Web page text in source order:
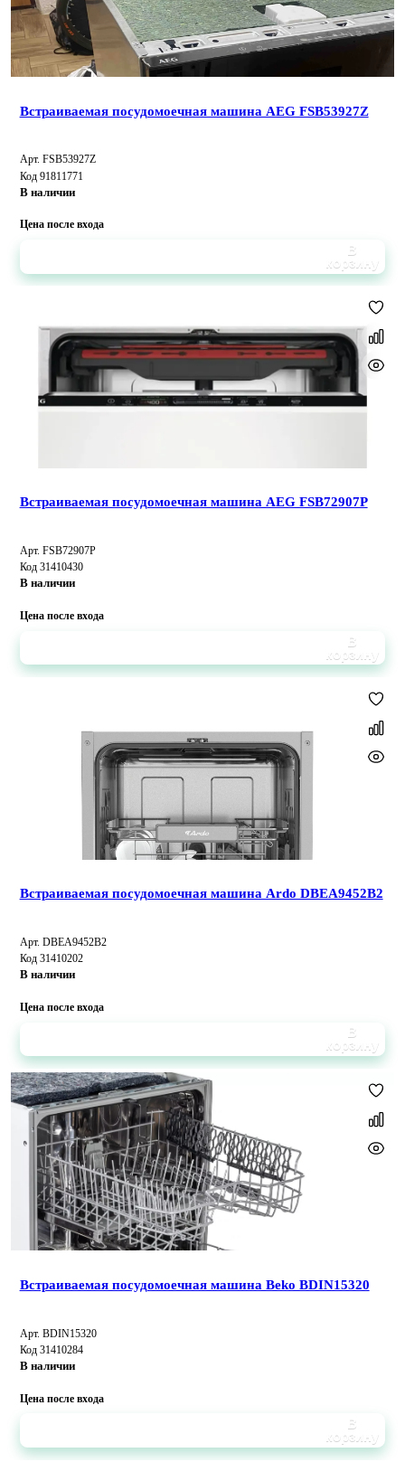
Встраиваемая посудомоечная машина AEG FSB53927Z
Арт. FSB53927Z
Код 91811771
В наличии
Цена после входа
В
корзину
Встраиваемая посудомоечная машина AEG FSB72907P
Арт. FSB72907P
Код 31410430
В наличии
Цена после входа
В
корзину
Встраиваемая посудомоечная машина Ardo DBEA9452B2
Арт. DBEA9452B2
Код 31410202
В наличии
Цена после входа
В
корзину
Встраиваемая посудомоечная машина Beko BDIN15320
Арт. BDIN15320
Код 31410284
В наличии
Цена после входа
В
корзину